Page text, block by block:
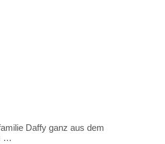
Daffy ganz aus dem
…